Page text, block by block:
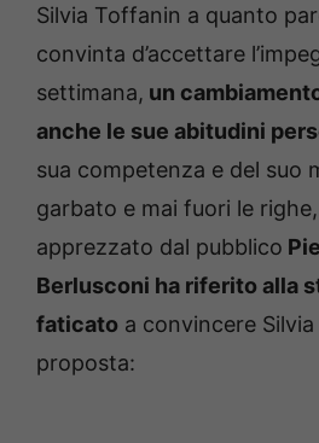
Silvia Toffanin a quanto
convinta d’accettare
settimana, un
anche le sue abitudini
sua competenza e del suo
garbato e mai fuori le
apprezzato dal pubblico
Berlusconi ha riferito alla
faticato a convincere
proposta: